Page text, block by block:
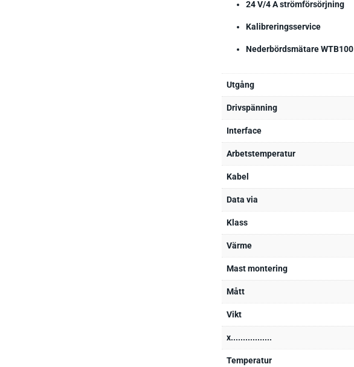
24 V/4 A strömförsörjning
Kalibreringsservice
Nederbördsmätare WTB100
Utgång
Drivspänning
Interface
Arbetstemperatur
Kabel
Data via
Klass
Värme
Mast montering
Mått
Vikt
x.................
Temperatur